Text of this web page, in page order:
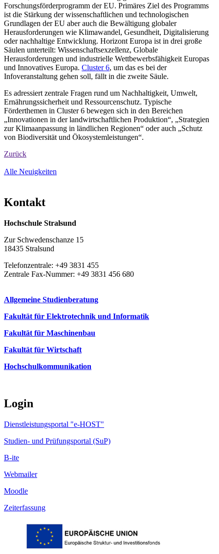
Forschungsförderprogramm der EU. Primäres Ziel des Programms
ist die Stärkung der wissenschaftlichen und technologischen
Grundlagen der EU aber auch die Bewältigung globaler
Herausforderungen wie Klimawandel, Gesundheit, Digitalisierung
oder nachhaltige Entwicklung. Horizont Europa ist in drei große
Säulen unterteilt: Wissenschaftsexzellenz, Globale
Herausforderungen und industrielle Wettbewerbsfähigkeit Europas
und Innovatives Europa. Cluster 6, um das es bei der
Infoveranstaltung gehen soll, fällt in die zweite Säule.
Es adressiert zentrale Fragen rund um Nachhaltigkeit, Umwelt,
Ernährungssicherheit und Ressourcenschutz. Typische
Förderthemen in Cluster 6 bewegen sich in den Bereichen
„Innovationen in der landwirtschaftlichen Produktion“, „Strategien
zur Klimaanpassung in ländlichen Regionen“ oder auch „Schutz
von Biodiversität und Ökosystemleistungen“.
Zurück
Alle Neuigkeiten
Kon­takt
Hochschule Stralsund
Zur Schwedenschanze 15
18435 Stralsund
Telefonzentrale: +49 3831 455
Zentrale Fax-Nummer: +49 3831 456 680
Allgemeine Studienberatung
Fakultät für Elektrotechnik und Informatik
Fakultät für Maschinenbau
Fakultät für Wirtschaft
Hochschulkommunikation
Login
Dienstleistungsportal "e-HOST"
Studien- und Prüfungsportal (SuP)
B-ite
Webmailer
Moodle
Zeiterfassung